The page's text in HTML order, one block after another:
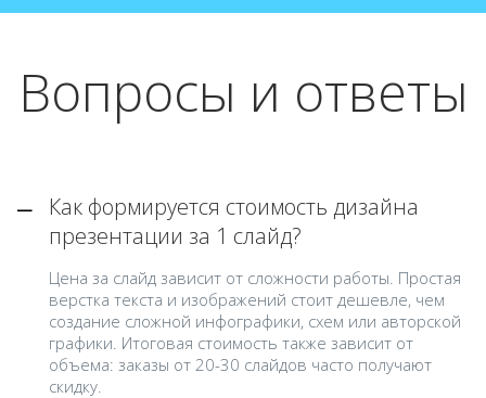
Вопросы и ответы
Как формируется стоимость дизайна
презентации за 1 слайд?
Цена за слайд зависит от сложности работы. Простая
верстка текста и изображений стоит дешевле, чем
создание сложной инфографики, схем или авторской
графики. Итоговая стоимость также зависит от
объема: заказы от 20-30 слайдов часто получают
скидку.